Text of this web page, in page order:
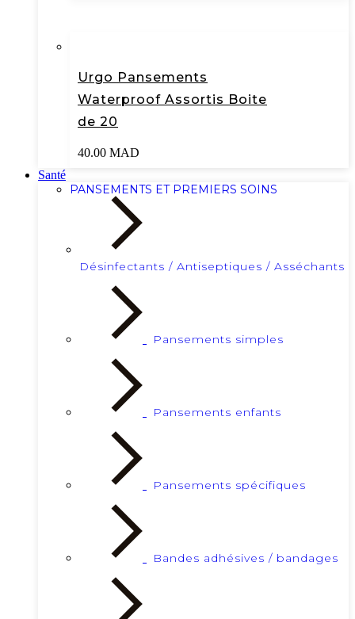
Urgo Pansements
Waterproof Assortis Boite
de 20
40.00 MAD
Santé
PANSEMENTS ET PREMIERS SOINS
Désinfectants / Antiseptiques / Asséchants
Pansements simples
Pansements enfants
Pansements spécifiques
Bandes adhésives / bandages